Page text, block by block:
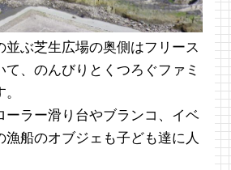
並ぶ芝生広場の奥側はフリース
て、のんびりとくつろぐファミ
ーラー滑り台やブランコ、イベ
漁船のオブジェも子ども達に人